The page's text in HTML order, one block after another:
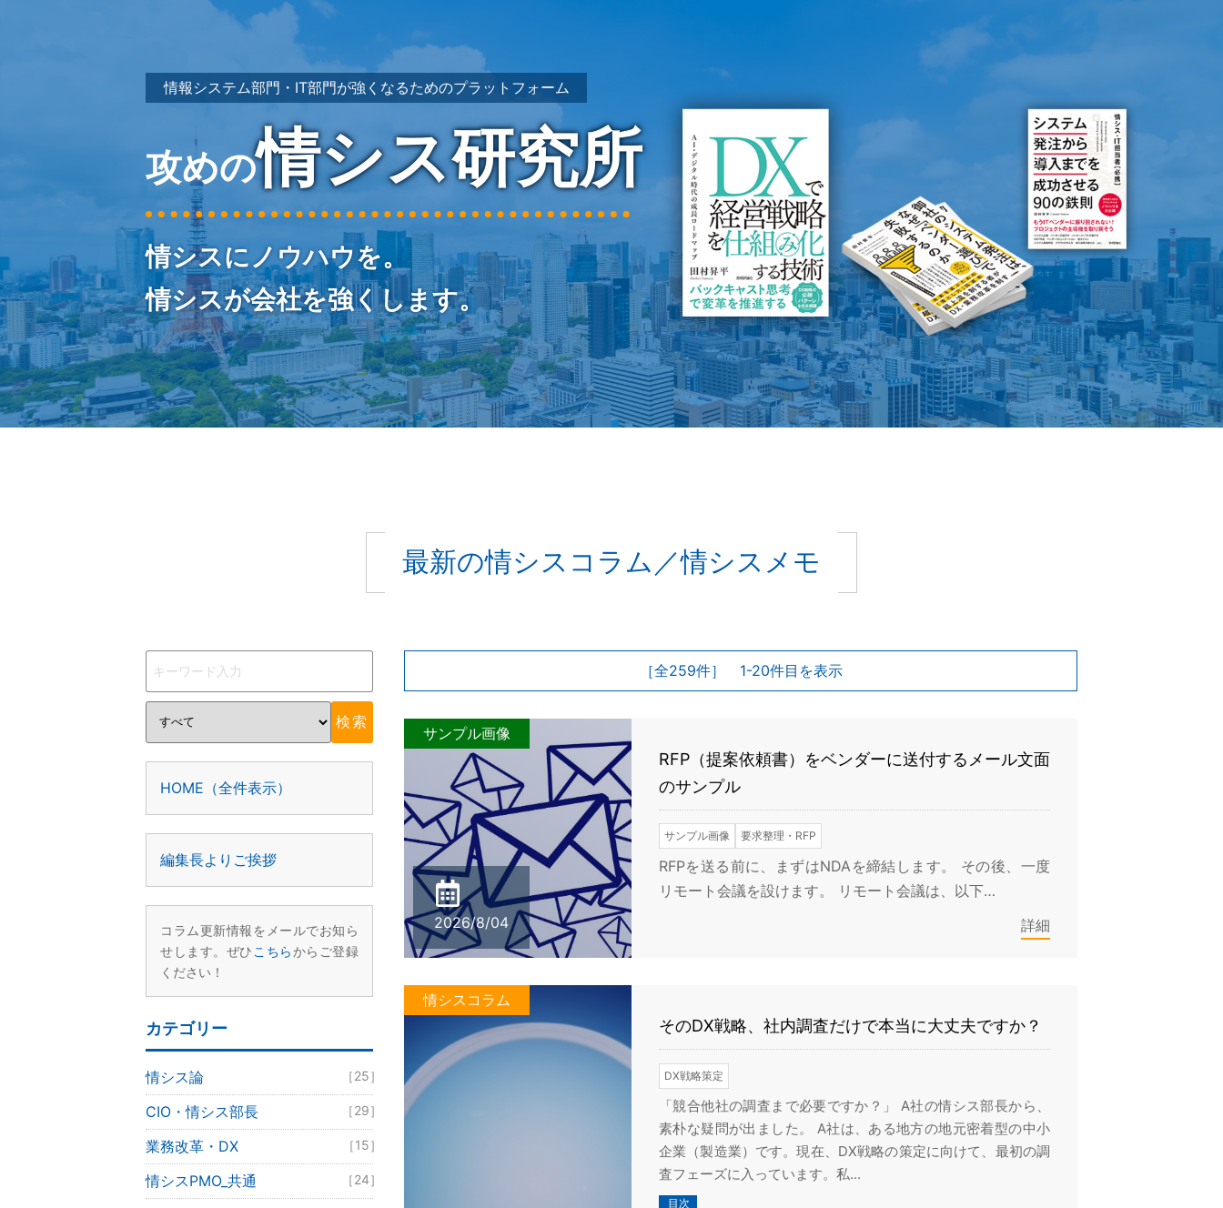
情報システム部門・IT部門が強くなるためのプラットフォーム
攻めの情シス研究所
情シスにノウハウを。
情シスが会社を強くします。
最新の情シスコラム／情シスメモ
［全259件］ 1-20件目を表示
サンプル画像
2026/8/04
RFP（提案依頼書）をベンダーに送付するメール文面
のサンプル
サンプル画像 要求整理・RFP
RFPを送る前に、まずはNDAを締結します。 その後、一度
リモート会議を設けます。 リモート会議は、以下…
詳細
情シスコラム
そのDX戦略、社内調査だけで本当に大丈夫ですか？
DX戦略策定
「競合他社の調査まで必要ですか？」 A社の情シス部長から、
素朴な疑問が出ました。 A社は、ある地方の地元密着型の中小
企業（製造業）です。現在、DX戦略の策定に向けて、最初の調
査フェーズに入っています。私...
目次
HOME（全件表示）
編集長よりご挨拶
コラム更新情報をメールでお知ら
せします。ぜひ こちらからご登録
ください！
カテゴリー
情シス論 ［25］
CIO・情シス部長 ［29］
業務改革・DX ［15］
情シスPMO_共通 ［24］